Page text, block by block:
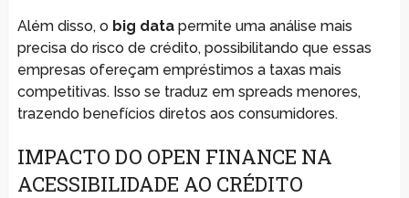
Além disso, o big datapermite uma análise mais
precisa do risco de crédito, possibilitando que essas
empresas ofereçam empréstimos a taxas mais
competitivas. Isso se traduz em spreads menores,
trazendo benefícios diretos aos consumidores.
IMPACTO DO OPEN FINANCE NA
ACESSIBILIDADE AO CRÉDITO